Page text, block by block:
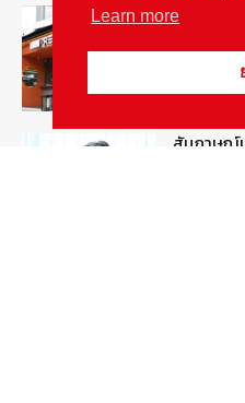
รู้จัก “MG
สัมภาษณ์
Learn more